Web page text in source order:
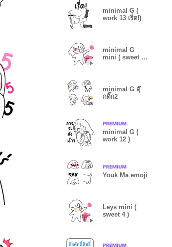
minimal G (
work 13 เริ่ด!)
minimal G
mini ( sweet 4
minimal G ดุ๊
กดิ๊ก2
minimal G (
work 12 )
Youk Ma emoji
Leys mini (
sweet 4 )